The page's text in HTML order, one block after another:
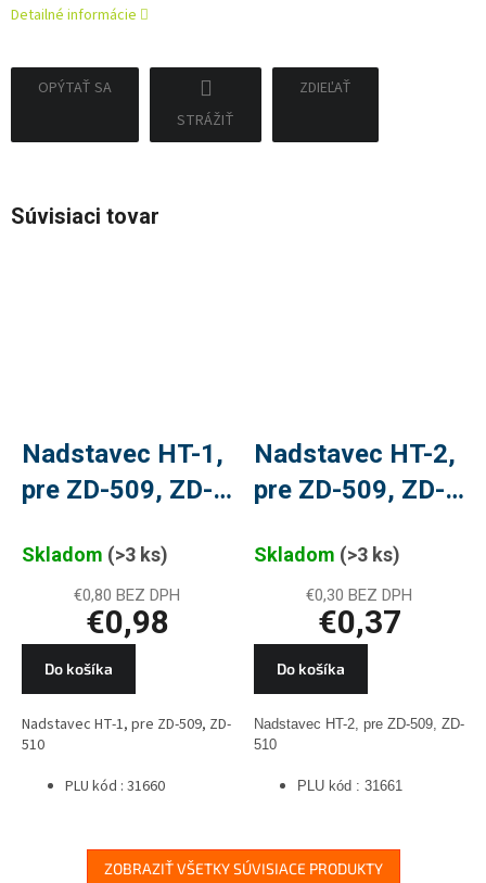
Detailné informácie
OPÝTAŤ SA
STRÁŽIŤ
ZDIEĽAŤ
Súvisiaci tovar
Nadstavec HT-1,
pre ZD-509, ZD-
Skladom (>3 ks)
€0,80 BEZ DPH
€0,98
Do košíka
Nadstavec HT-1, pre ZD-509, ZD-
510
PLU kód : 31660
Nadstavec HT-2,
pre ZD-509, ZD-
Skladom (>3 ks)
€0,30 BEZ DPH
€0,37
Do košíka
Nadstavec HT-2, pre ZD-509, ZD-
510
PLU kód : 31661
ZOBRAZIŤ VŠETKY SÚVISIACE PRODUKTY